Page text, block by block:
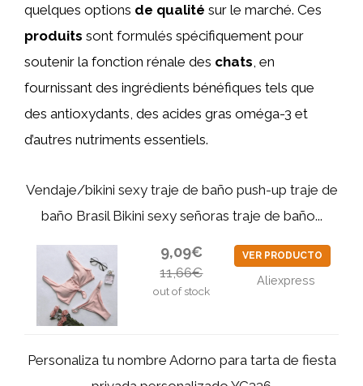
quelques options de qualité sur le marché. Ces
produits sont formulés spécifiquement pour
soutenir la fonction rénale des chats , en
fournissant des ingrédients bénéfiques tels que
des antioxydants, des acides gras oméga-3 et
d’autres nutriments essentiels.
Vendaje/bikini sexy traje de baño push-up traje de
baño Brasil Bikini sexy señoras traje de baño...
9,09€
11,66€
out of stock
VER PRODUCTO
Aliexpress
Personaliza tu nombre Adorno para tarta de fiesta